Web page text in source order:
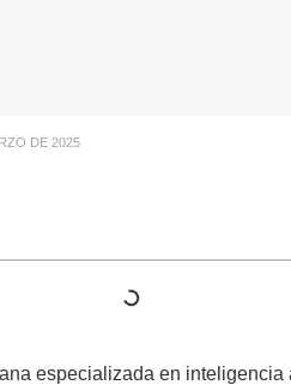
DE 2025
especializada en inteligencia